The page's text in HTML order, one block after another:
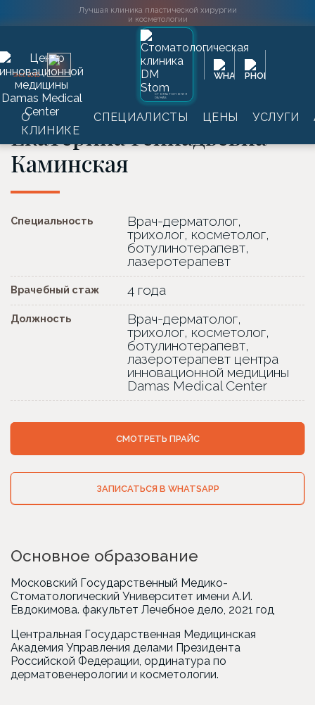
Лучшая клиника пластической хирургии
и косметологии
SINCE2016
СТОМАТОЛОГИЯ
DAMAS
О
КЛИНИКЕ
СПЕЦИАЛИСТЫ ЦЕНЫ УСЛУГИ
Главная →Специалисты Екатерина Геннадьевна Каминская
Екатерина Геннадьевна
Каминская
Специальность
Врач-дерматолог,
трихолог, косметолог,
ботулинотерапевт,
лазеротерапевт
Врачебный стаж 4 года
Должность
Врач-дерматолог,
трихолог, косметолог,
ботулинотерапевт,
лазеротерапевт центра
инновационной медицины
Damas Medical Center
СМОТРЕТЬ ПРАЙС
ЗАПИСАТЬСЯ В WHATSAPP
Основное образование
Московский Государственный Медико-
Стоматологический Университет имени А.И.
Евдокимова. факультет Лечебное дело, 2021 год
Центральная Государственная Медицинская
Академия Управления делами Президента
Российской Федерации, ординатура по
дерматовенерологии и косметологии.
График приёма